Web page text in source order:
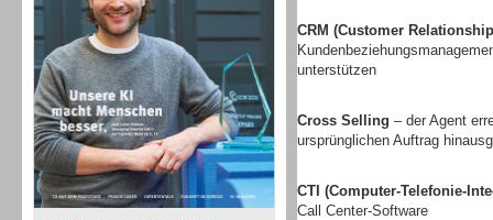
Inbound
CRM (Customer
unterstützen
Cross Selling – der Agent
ursprünglichen Auftrag
CTI (Computer-Telefonie-
Call Center-Software